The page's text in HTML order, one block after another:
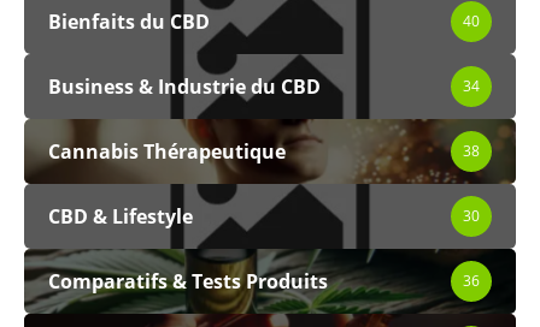
Bienfaits du CBD 40
Business & Industrie du CBD 34
Cannabis Thérapeutique 38
CBD & Lifestyle 30
Comparatifs & Tests Produits 36